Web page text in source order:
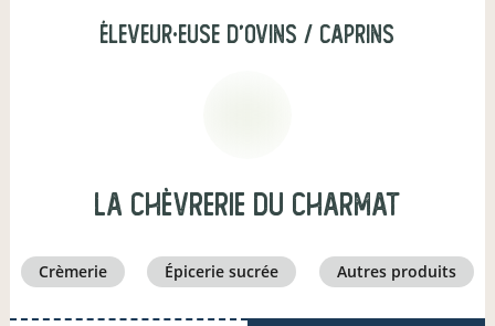
éleveur·euse d'ovins / caprins
La Chèvrerie du Charmat
crèmerie épicerie sucrée autres produits